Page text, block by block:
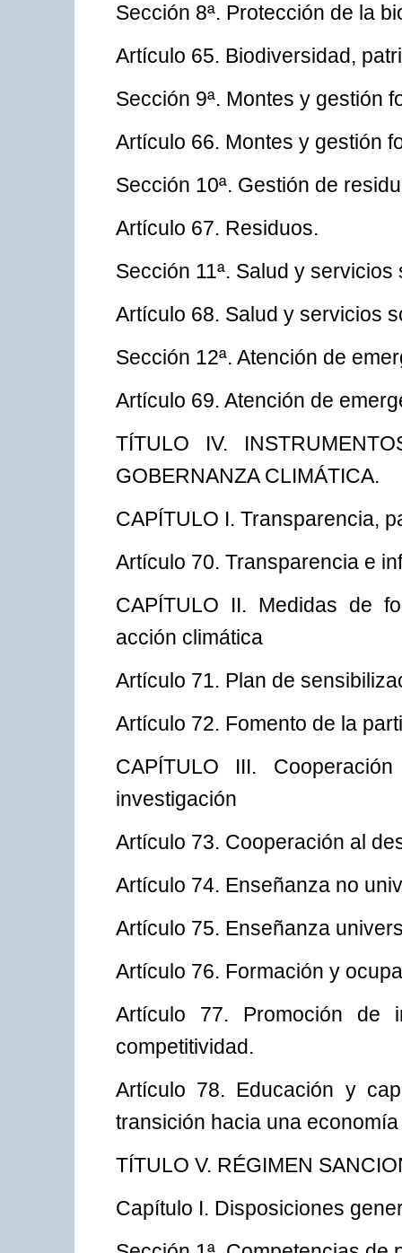
Sección 8ª. Protección de la
Artículo 65. Biodiversidad,
Sección 9ª. Montes y gestión
Artículo 66. Montes y gestión
Sección 10ª. Gestión de
Artículo 67. Residuos.
Sección 11ª. Salud y servicios
Artículo 68. Salud y servicios
Sección 12ª. Atención de
Artículo 69. Atención de
TÍTULO IV.
GOBERNANZA CLIMÁTICA.
CAPÍTULO I. Transparencia,
Artículo 70. Transparencia e
CAPÍTULO II. Medidas de
acción climática
Artículo 71. Plan de
Artículo 72. Fomento de la
CAPÍTULO III.
investigación
Artículo 73. Cooperación al
Artículo 74. Enseñanza no
Artículo 75. Enseñanza
Artículo 76. Formación y
Artículo 77. Promoción de
competitividad.
Artículo 78. Educación y
transición hacia una
TÍTULO V. RÉGIMEN
Capítulo I. Disposiciones